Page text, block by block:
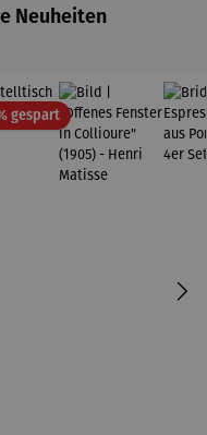
Neuheiten
gespartRabatt